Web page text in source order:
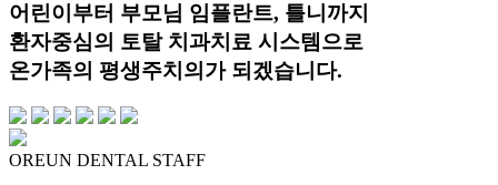
어린이부터 부모님 임플란트, 틀니까지
환자중심의 토탈 치과치료 시스템으로
온가족의 평생주치의가 되겠습니다.
OREUN DENTAL STAFF